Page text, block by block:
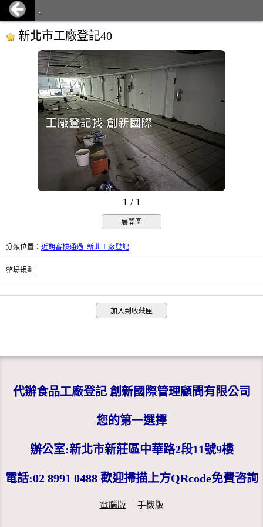
.
新北市工廠登記40
1 / 1
展開圖
分類位置 ： 近期審核通過_新北工廠登記
整場規劃
加入到收藏匣
代辦食品工廠登記 創新國際管理顧問有限公司
您的第一選擇
辦公室:新北市新莊區中華路2段11號9樓
電話:02 8991 0488 歡迎掃描上方QRcode免費咨詢
電腦版 | 手機版